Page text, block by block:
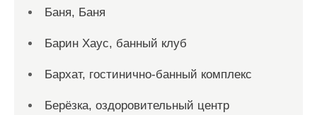
Баня, Баня
Барин Хаус, банный клуб
Бархат, гостинично-банный комплекс
Берёзка, оздоровительный центр